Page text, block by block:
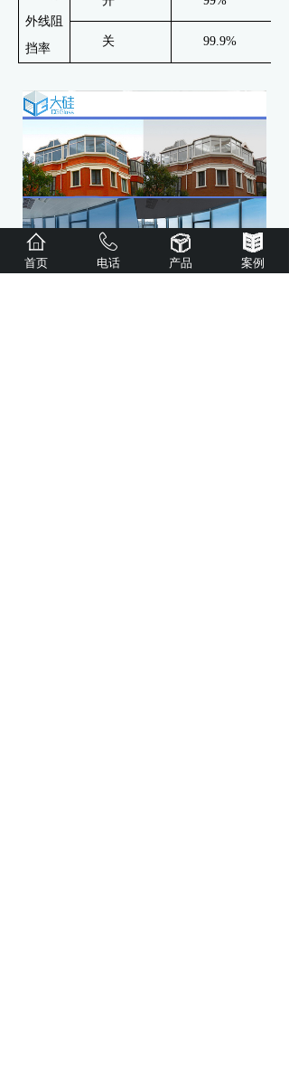
外线阻
挡率
关 99.9%
首页 电话 产品 案例